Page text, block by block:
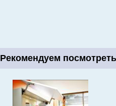
Рекомендуем посмотреть